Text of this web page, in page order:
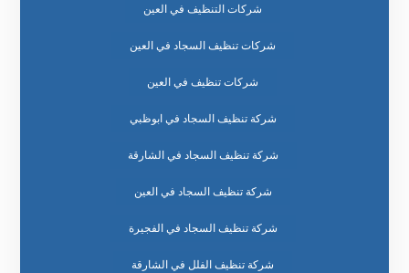
شركات التنظيف في العين
شركات تنظيف السجاد في العين
شركات تنظيف في العين
شركة تنظيف السجاد في ابوظبي
شركة تنظيف السجاد في الشارقة
شركة تنظيف السجاد في العين
شركة تنظيف السجاد في الفجيرة
شركة تنظيف الفلل في الشارقة